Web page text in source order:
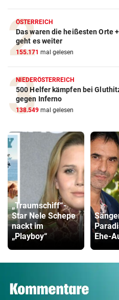
ÖSTERREICH
Das waren die heißesten Orte
geht es weiter
155.171 mal gelesen
NIEDERÖSTERREICH
500 Helfer kämpfen bei
gegen Inferno
138.549 mal gelesen
„Traumschiff“-
Star Nele Schepe
nackt im
„Playboy“
Ehe-